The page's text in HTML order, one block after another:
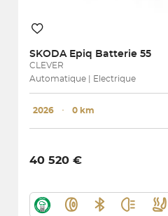
SKODA Epiq Batterie 55
CLEVER
Automatique | Electrique
2026 ･ 0 km
40 520 €